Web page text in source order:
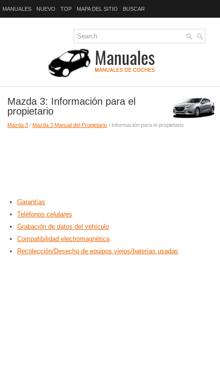
MANUALES NUEVO TOP MAPA DEL SITIO BUSCAR
Mazda 3: Información para el
propietario
Mazda 3 / Mazda 3 Manual del Propietario / Información para el propietario
Garantías
Teléfonos celulares
Grabación de datos del vehículo
Compatibilidad electromagnética
Recolección/Desecho de equipos viejos/baterías usadas